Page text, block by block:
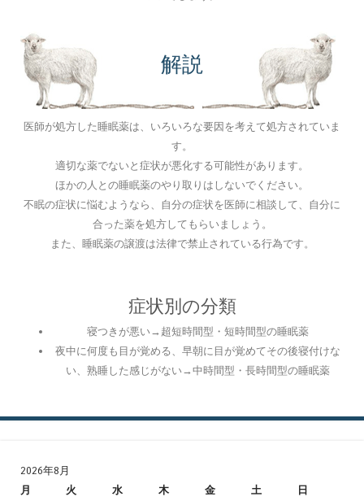
解説
医師が処方した睡眠薬は、いろいろな要因を考えて処方されていま
す。
適切な薬でないと症状が悪化する可能性があります。
ほかの人との睡眠薬のやり取りはしないでください。
不眠の症状に悩むようなら、自分の症状を医師に相談して、自分に
合った薬を処方してもらいましょう。
また、睡眠薬の譲渡は法律で禁止されている行為です。
症状別の分類
寝つきが悪い→超短時間型・短時間型の睡眠薬
夜中に何度も目が覚める、早朝に目が覚めてその後寝付けな
い、熟睡した感じがない→中時間型・長時間型の睡眠薬
2026年8月
月
火 水 木 金 土 日